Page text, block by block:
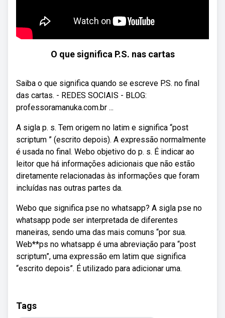
O que significa P.S. nas cartas
Saiba o que significa quando se escreve P.S. no final
das cartas. - REDES SOCIAIS - BLOG:
professoramanuka.com.br ...
A sigla p. s. Tem origem no latim e significa “post
scriptum ” (escrito depois). A expressão normalmente
é usada no final. Webo objetivo do p. s. É indicar ao
leitor que há informações adicionais que não estão
diretamente relacionadas às informações que foram
incluídas nas outras partes da.
Webo que significa pse no whatsapp? A sigla pse no
whatsapp pode ser interpretada de diferentes
maneiras, sendo uma das mais comuns “por sua.
Web**ps no whatsapp é uma abreviação para “post
scriptum”, uma expressão em latim que significa
“escrito depois”. É utilizado para adicionar uma.
Tags